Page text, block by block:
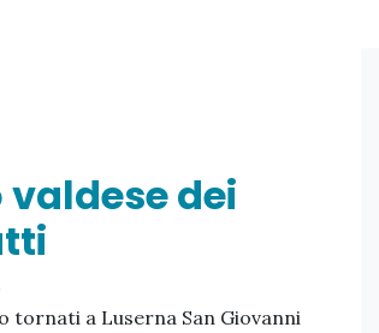
valdese dei
tornati a Luserna San Giovanni